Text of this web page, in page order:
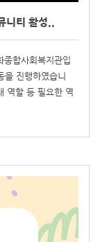
니티 활성..
합사회복지관입
을 진행하였습니
역할 등 필요한 역